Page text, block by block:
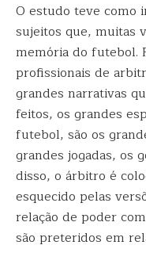
O estudo teve como
sujeitos que, muitas
memória do futebol.
profissionais de
grandes narrativas
feitos, os grandes
futebol, são os
grandes jogadas, os
disso, o árbitro é
esquecido pelas
relação de poder
são preteridos em